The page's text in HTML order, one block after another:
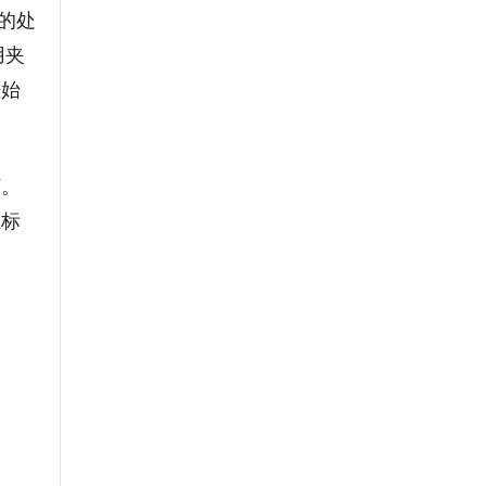
处
夹